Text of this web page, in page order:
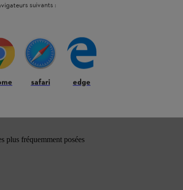
plus fréquemment posées
suivants :
safari edge